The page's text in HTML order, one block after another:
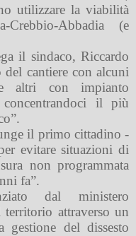
utilizzare la viabilità
Crebbio-Abbadia (e
il sindaco, Riccardo
cantiere con alcuni
altri con impianto
il più
il primo cittadino -
evitare situazioni di
non programmata
fa”.
dal ministero
attraverso un
del dissesto